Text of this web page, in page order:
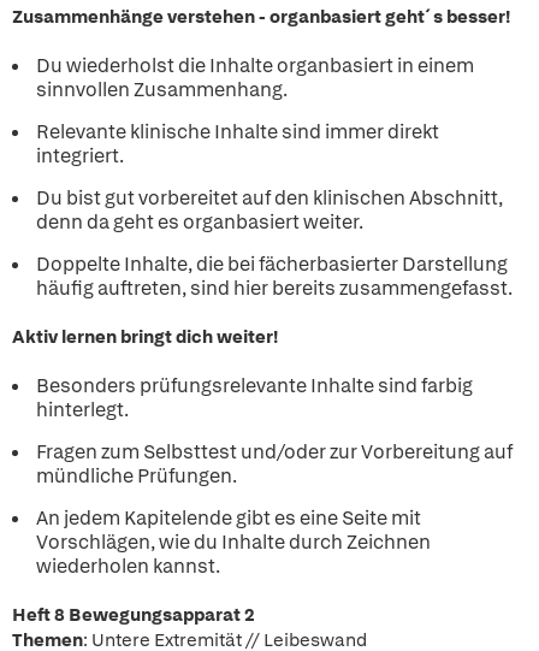
Zusammenhänge verstehen - organbasiert geht´s besser!
Du wiederholst die Inhalte organbasiert in einem
sinnvollen Zusammenhang.
Relevante klinische Inhalte sind immer direkt
integriert.
Du bist gut vorbereitet auf den klinischen Abschnitt,
denn da geht es organbasiert weiter.
Doppelte Inhalte, die bei fächerbasierter Darstellung
häufig auftreten, sind hier bereits zusammengefasst.
Aktiv lernen bringt dich weiter!
Besonders prüfungsrelevante Inhalte sind farbig
hinterlegt.
Fragen zum Selbsttest und/oder zur Vorbereitung auf
mündliche Prüfungen.
An jedem Kapitelende gibt es eine Seite mit
Vorschlägen, wie du Inhalte durch Zeichnen
wiederholen kannst.
Heft 8 Bewegungsapparat 2
Themen: Untere Extremität // Leibeswand